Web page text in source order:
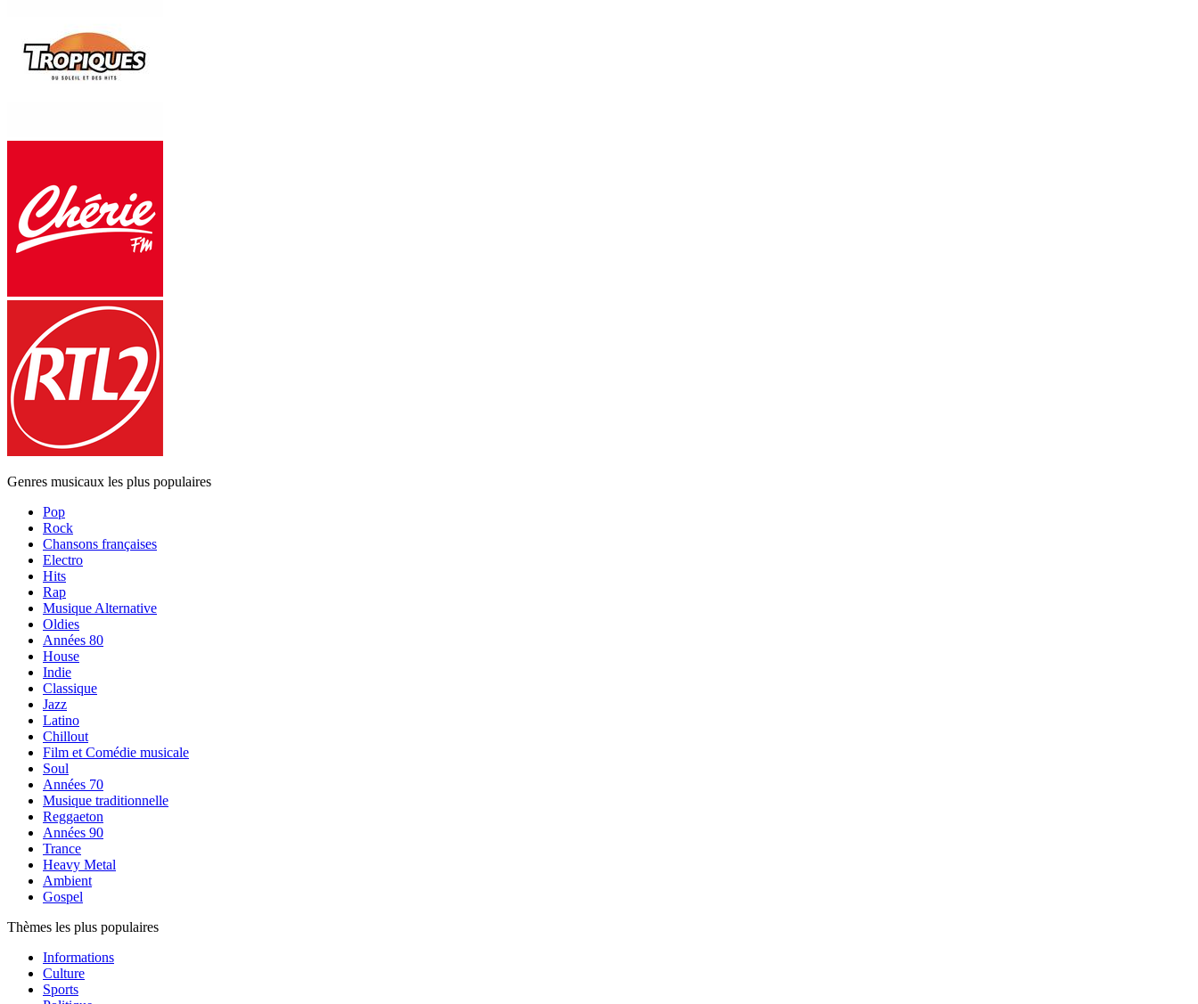
Genres musicaux les plus populaires
Pop
Rock
Chansons françaises
Electro
Hits
Rap
Musique Alternative
Oldies
Années 80
House
Indie
Classique
Jazz
Latino
Chillout
Film et Comédie musicale
Soul
Années 70
Musique traditionnelle
Reggaeton
Années 90
Trance
Heavy Metal
Ambient
Gospel
Thèmes les plus populaires
Informations
Culture
Sports